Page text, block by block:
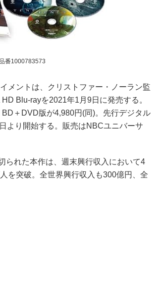
番1000783573
メントは、クリストファー・ノーラン監
Blu-rayを2021年1月9日に発売する。
＋DVD版が4,980円(同)。先行デジタル
より開始する。販売はNBCユニバーサ
られた本作は、週末興行収入において4
を突破。全世界興行収入も300億円、全